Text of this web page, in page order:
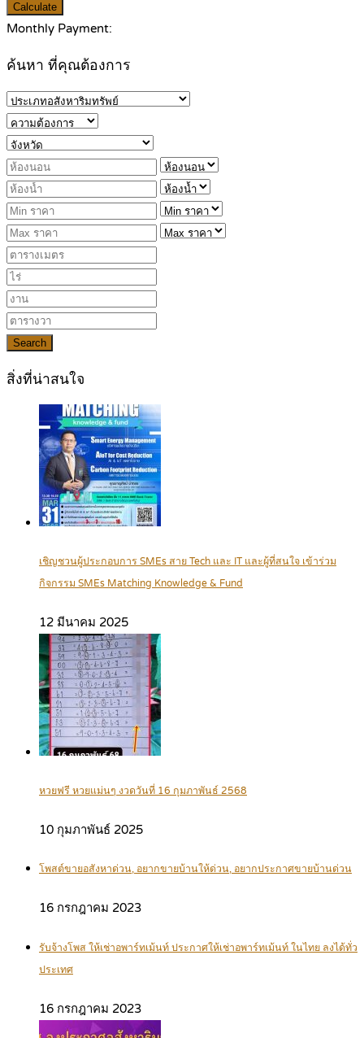
Calculate
Monthly Payment:
ค้นหา ที่คุณต้องการ
Search
สิ่งที่น่าสนใจ
เชิญชวนผู้ประกอบการ SMEs สาย Tech และ IT และผู้ที่สนใจ เข้าร่วม
กิจกรรม SMEs Matching Knowledge & Fund
12 มีนาคม 2025
หวยฟรี หวยแม่นๆ งวดวันที่ 16 กุมภาพันธ์ 2568
10 กุมภาพันธ์ 2025
โพสต์ขายอสังหาด่วน, อยากขายบ้านให้ด่วน, อยากประกาศขายบ้านด่วน
16 กรกฎาคม 2023
รับจ้างโพส ให้เช่าอพาร์ทเม้นท์ ประกาศให้เช่าอพาร์ทเม้นท์ ในไทย ลงได้ทั่ว
ประเทศ
16 กรกฎาคม 2023